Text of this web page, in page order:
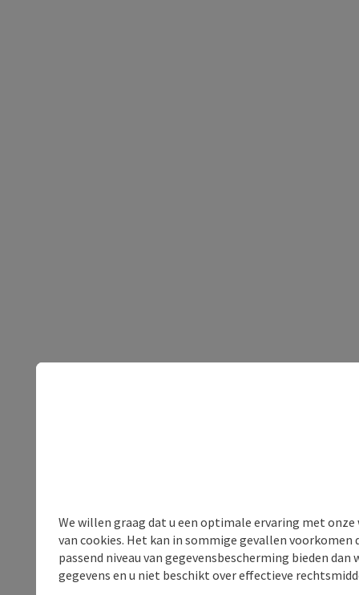
We willen graag dat u een optimale ervaring met
van cookies. Het kan in sommige gevallen voorkomen
passend niveau van gegevensbescherming bieden
gegevens en u niet beschikt over effectieve